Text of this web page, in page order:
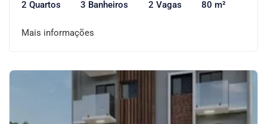
2 Quartos 3 Banheiros 2 Vagas 80 m²
Mais informações